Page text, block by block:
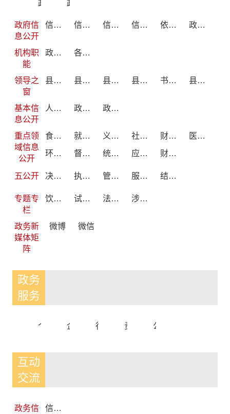
政府信
息公开
信息公开制度 信息公开指南 信息公开年报 信息公开目录 依申请公开 政府信息主动公开基本目录
机构职
能
政府部门 各乡镇
领导之
窗
县委领导 县人大领导 县政府领导 县政协领导 书记主要活动 县长主要活动
基本信
息公开
人事招考 政策解读 政府网站年度报表
重点领
域信息
公开
食品药品监管 就业领域 义务教育 社会救助 财政预决算
医疗卫生
环境保护
督查审计 统计信息 应急管理 财政信息
五公开 决策公开 执行公开 管理公开 服务公开 结果公开
专题专
栏
饮用水水源地环境保护专项行动 试点领域基层政务公开标准目录编制 法治政府建设 涉企行政检查公示专栏
政务新
媒体矩
阵
微博 微信
政务
服务
互动
交流
政务信
信件列表